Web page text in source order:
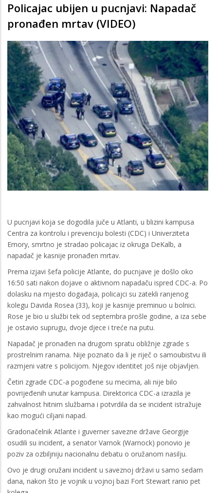
Policajac ubijen u pucnjavi: Napadač
pronađen mrtav (VIDEO)
U pucnjavi koja se dogodila juče u Atlanti, u blizini kampusa
Centra za kontrolu i prevenciju bolesti (CDC) i Univerziteta
Emory, smrtno je stradao policajac iz okruga DeKalb, a
napadač je kasnije pronađen mrtav.
Prema izjavi šefa policije Atlante, do pucnjave je došlo oko
16:50 sati nakon dojave o aktivnom napadaču ispred CDC-a. Po
dolasku na mjesto događaja, policajci su zatekli ranjenog
kolegu Davida Rosea (33), koji je kasnije preminuo u bolnici.
Rose je bio u službi tek od septembra prošle godine, a iza sebe
je ostavio suprugu, dvoje djece i treće na putu.
Napadač je pronađen na drugom spratu obližnje zgrade s
prostrelnim ranama. Nije poznato da li je riječ o samoubistvu ili
razmjeni vatre s policijom. Njegov identitet još nije objavljen.
Četiri zgrade CDC-a pogođene su mecima, ali nije bilo
povrijeđenih unutar kampusa. Direktorica CDC-a izrazila je
zahvalnost hitnim službama i potvrdila da se incident istražuje
kao mogući ciljani napad.
Gradonačelnik Atlante i guverner savezne države Georgije
osudili su incident, a senator Varnok (Warnock) ponovio je
poziv za ozbiljniju nacionalnu debatu o oružanom nasilju.
Ovo je drugi oružani incident u saveznoj državi u samo sedam
dana, nakon što je vojnik u vojnoj bazi Fort Stewart ranio pet